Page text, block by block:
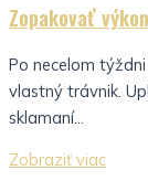
Zopakovať
Po necelom
vlastný trávnik.
sklamaní...
Zobraziť viac